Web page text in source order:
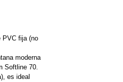
fija (no
moderna
Softline 70.
es ideal